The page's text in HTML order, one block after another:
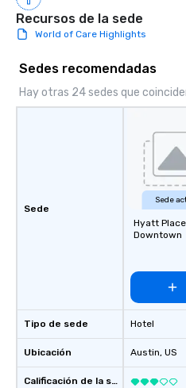
Recursos de la sede
World of Care Highlights
Sedes recomendadas
Hay otras 24 sedes que
Sede
Tipo de sede
Ubicación
Calificación de la sede
Sede
Hyatt
Downtown
Hotel
Austin, US